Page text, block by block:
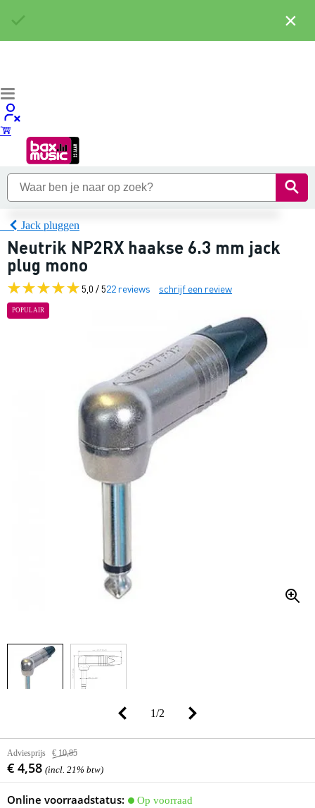
Jack pluggen
Neutrik NP2RX haakse 6.3 mm jack
plug mono
5,0 / 522 reviews schrijf een review
POPULAIR
1/2
Adviesprijs € 10,85
€ 4,58 (incl. 21% btw)
Online voorraadstatus:
Op voorraad
×